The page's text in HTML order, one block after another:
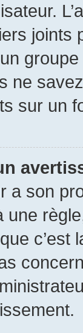
ne
sur un
a son
une
c’est